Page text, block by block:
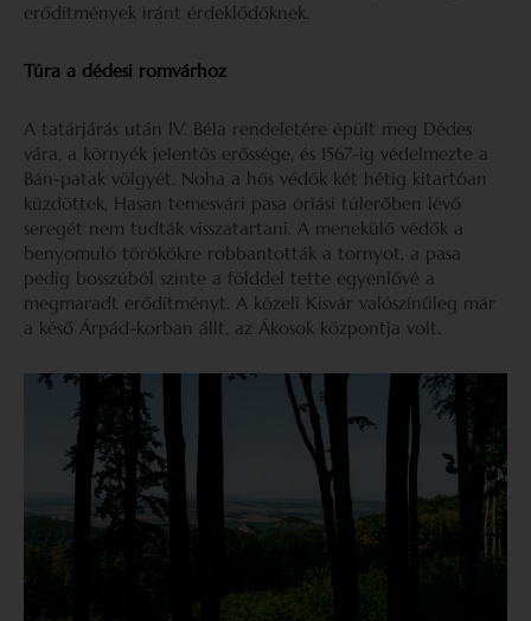
erődítmények iránt érdeklődőknek.
Túra a dédesi romvárhoz
A tatárjárás után IV. Béla rendeletére épült meg Dédes
vára, a környék jelentős erőssége, és 1567-ig védelmezte a
Bán-patak völgyét. Noha a hős védők két hétig kitartóan
küzdöttek, Hasan temesvári pasa óriási túlerőben lévő
seregét nem tudták visszatartani. A menekülő védők a
benyomuló törökökre robbantották a tornyot, a pasa
pedig bosszúból szinte a földdel tette egyenlővé a
megmaradt erődítményt. A közeli Kisvár valószínűleg már
a késő Árpád-korban állt, az Ákosok központja volt.